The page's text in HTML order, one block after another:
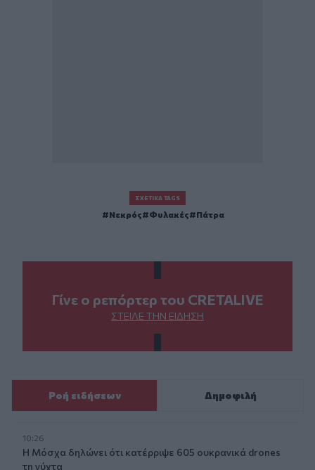
ΣΧΕΤΙΚΆ TAGS
Νεκρός Φυλακές Πάτρα
Γίνε ο ρεπόρτερ του CRETALIVE
ΣΤΕΊΛΕ ΤΗΝ ΕΊΔΗΣΗ
Ροή ειδήσεων Δημοφιλή
10:26
Η Μόσχα δηλώνει ότι κατέρριψε 605 ουκρανικά drones
τη νύχτα